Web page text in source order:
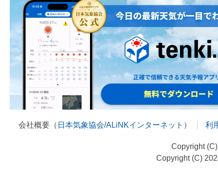
会社概要（ 日本気象協会/ALiNKインターネット ） 利
Copyright
Copyright (C)